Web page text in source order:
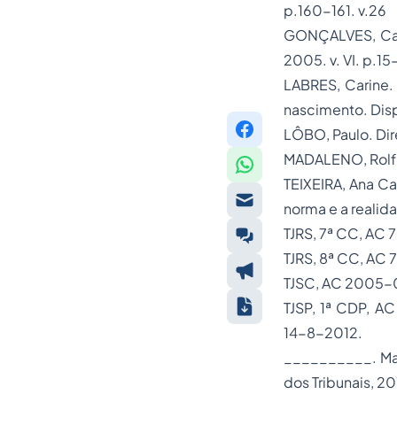
p.160-161. v.26
GONÇALVES,
2005. v. VI.
LABRES,
nascimento.
LÔBO, Paulo.
MADALENO,
TEIXEIRA, Ana
norma e a
TJRS, 7ª CC,
TJRS, 8ª CC,
TJSC, AC
TJSP, 1ª CDP,
14-8-2012.
__________.
dos Tribunais,